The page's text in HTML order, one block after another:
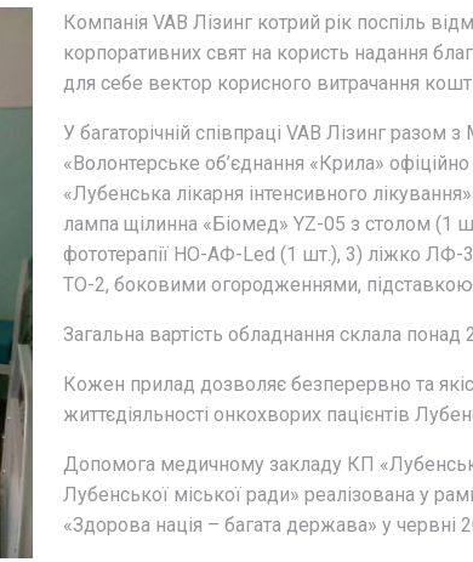
Компанія VAB Лізинг котрий рік поспіль
корпоративних свят на користь надання
для себе вектор корисного витрачання
У багаторічній співпраці VAB Лізинг
«Волонтерське об’єднання «Крила»
«Лубенська лікарня інтенсивного
лампа щілинна «Біомед» YZ-05 з столом (1
фототерапії НО-АФ-Led (1 шт.), 3) ліжко
ТО-2, боковими огородженнями,
Загальна вартість обладнання склала понад
Кожен прилад дозволяє безперервно та
життєдіяльності онкохворих пацієнтів
Допомога медичному закладу КП
Лубенської міської ради» реалізована у
«Здорова нація – багата держава» у червні